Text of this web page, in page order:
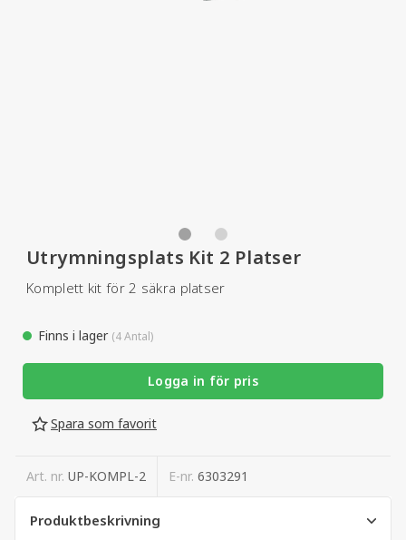
Utrymningsplats Kit 2 Platser
Komplett kit för 2 säkra platser
Finns i lager (4 Antal)
Logga in för pris
Spara som favorit
Art. nr. UP-KOMPL-2 E-nr. 6303291
Produktbeskrivning